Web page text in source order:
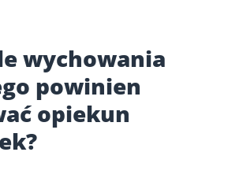
wychowania
powinien
opiekun